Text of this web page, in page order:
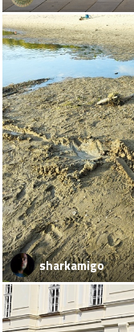
sharkamigo